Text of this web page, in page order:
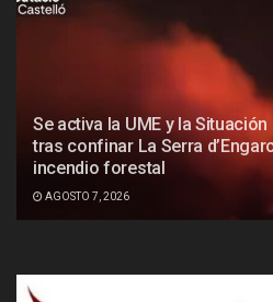
Se activa la UME y la
tras confinar La Serra
incendio forestal
AGOSTO 7, 2026